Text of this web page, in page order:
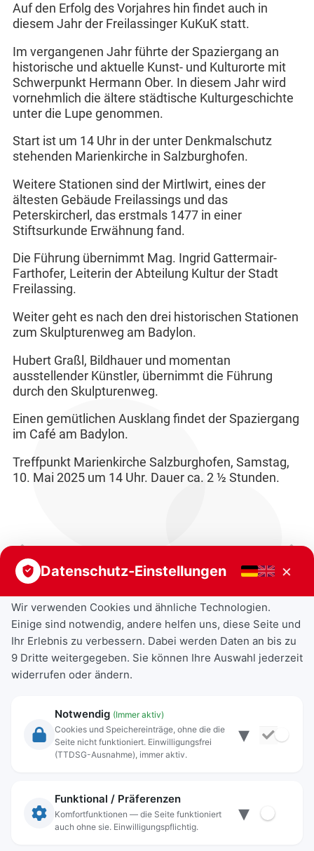
Auf den Erfolg des Vorjahres hin findet auch in
diesem Jahr der Freilassinger KuKuK statt.
Im vergangenen Jahr führte der Spaziergang an
historische und aktuelle Kunst- und Kulturorte mit
Schwerpunkt Hermann Ober. In diesem Jahr wird
vornehmlich die ältere städtische Kulturgeschichte
unter die Lupe genommen.
Start ist um 14 Uhr in der unter Denkmalschutz
stehenden Marienkirche in Salzburghofen.
Weitere Stationen sind der Mirtlwirt, eines der
ältesten Gebäude Freilassings und das
Peterskircherl, das erstmals 1477 in einer
Stiftsurkunde Erwähnung fand.
Die Führung übernimmt Mag. Ingrid Gattermair-
Farthofer, Leiterin der Abteilung Kultur der Stadt
Freilassing.
Weiter geht es nach den drei historischen Stationen
zum Skulpturenweg am Badylon.
Hubert Graßl, Bildhauer und momentan
ausstellender Künstler, übernimmt die Führung
durch den Skulpturenweg.
Einen gemütlichen Ausklang findet der Spaziergang
im Café am Badylon.
Treffpunkt Marienkirche Salzburghofen, Samstag,
10. Mai 2025 um 14 Uhr. Dauer ca. 2 ½ Stunden.
Rechtliche Angaben
Datenschutz
Anschrift
Datenschutz-Einstellungen ×
Wir verwenden Cookies und ähnliche Technologien.
Einige sind notwendig, andere helfen uns, diese Seite und
Ihr Erlebnis zu verbessern. Dabei werden Daten an bis zu
9 Dritte weitergegeben. Sie können Ihre Auswahl jederzeit
widerrufen oder ändern.
Notwendig (Immer aktiv)
Cookies und Speichereinträge, ohne die die
Seite nicht funktioniert. Einwilligungsfrei
(TTDSG-Ausnahme), immer aktiv.
▾
Funktional / Präferenzen
Komfortfunktionen — die Seite funktioniert
auch ohne sie. Einwilligungspflichtig.
▾